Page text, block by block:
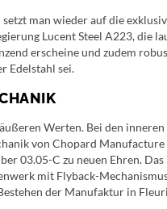
man wieder auf die
Lucent Steel A223, die
erscheine und zudem
Edelstahl sei.
Werten. Bei den
von Chopard
03.05-C zu neuen Ehren.
mit Flyback-
der Manufaktur in